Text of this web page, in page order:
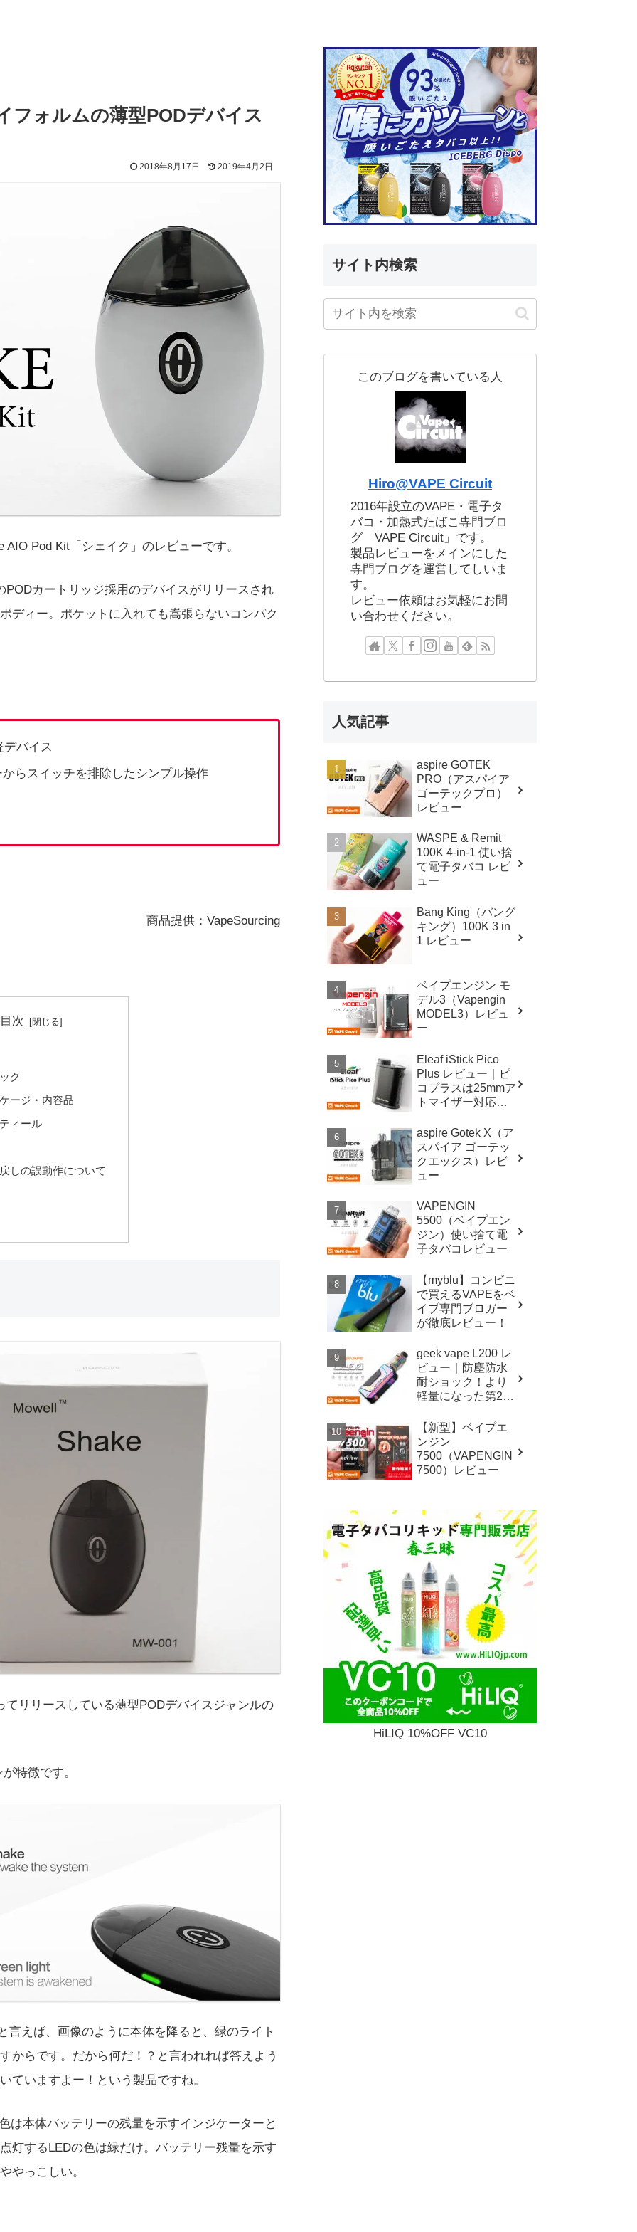
フォルムの薄型PODデバイス
2018年8月17日 2019年4月2日
Pod Kit「シェイク」のレビューです。
カートリッジ採用のデバイスがリリースされ
ディー。ポケットに入れても嵩張らないコンパク
デバイス
らスイッチを排除したシンプル操作
商品提供：VapeSourcing
目次
ク
ージ・内容品
ィール
しの誤動作について
リリースしている薄型PODデバイスジャンルの
特徴です。
言えば、画像のように本体を降ると、緑のライト
からです。だから何だ！？と言われれば答えよう
ていますよー！という製品ですね。
は本体バッテリーの残量を示すインジケーターと
灯するLEDの色は緑だけ。バッテリー残量を示す
やっこしい。
サイト内検索
このブログを書いている人
Hiro@VAPE Circuit
2016年設立のVAPE・電子タ
バコ・加熱式たばこ専門ブロ
グ「VAPE Circuit」です。
製品レビューをメインにした
専門ブログを運営してしいま
す。
レビュー依頼はお気軽にお問
い合わせください。
人気記事
aspire GOTEK
PRO（アスパイア
ゴーテックプロ）
レビュー
WASPE & Remit
100K 4-in-1 使い捨
て電子タバコ レビ
ュー
Bang King（バング
キング）100K 3 in
1 レビュー
ベイプエンジン モ
デル3（Vapengin
MODEL3）レビュ
ー
Eleaf iStick Pico
Plus レビュー｜ピ
コプラスは25mmア
トマイザー対応！
化！！
aspire Gotek X（ア
スパイア ゴーテッ
クエックス）レビ
ュー
VAPENGIN
5500（ベイプエン
ジン）使い捨て電
子タバコレビュー
【myblu】コンビニ
で買えるVAPEをベ
イプ専門ブロガー
が徹底レビュー！
geek vape L200 レ
ビュー｜防塵防水
耐ショック！より
軽量になった第2世
ンド！
【新型】ベイプエ
ンジン
7500（VAPENGIN
7500）レビュー
HiLIQ 10%OFF VC10